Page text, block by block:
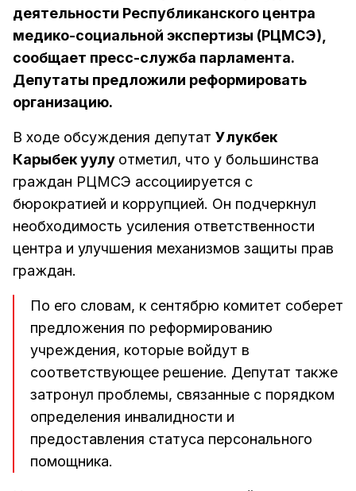
деятельности Республиканского центра
медико-социальной экспертизы (РЦМСЭ),
сообщает пресс-служба парламента.
Депутаты предложили реформировать
организацию.
В ходе обсуждения депутат Улукбек
Карыбек уулу отметил, что у большинства
граждан РЦМСЭ ассоциируется с
бюрократией и коррупцией. Он подчеркнул
необходимость усиления ответственности
центра и улучшения механизмов защиты прав
граждан.
По его словам, к сентябрю комитет соберет
предложения по реформированию
учреждения, которые войдут в
соответствующее решение. Депутат также
затронул проблемы, связанные с порядком
определения инвалидности и
предоставления статуса персонального
помощника.